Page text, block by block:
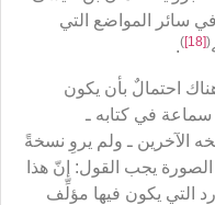
سائر المواضع التي
(
[18]
)
.
احتمالٌ بأن يكون
في كتابه ـ
الآخرين ـ ولم يروِ نسخةً
يجب القول: إنّ هذا
التي يكون فيها مؤلِّف